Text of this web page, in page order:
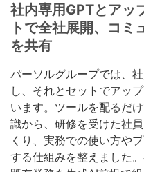
社内専用GPTとアッ
トで全社展開、コミ
を共有
パーソルグループでは、
し、それとセットでアッ
います。ツールを配るだ
識から、研修を受けた社
くり、実務での使い方や
する仕組みを整えました